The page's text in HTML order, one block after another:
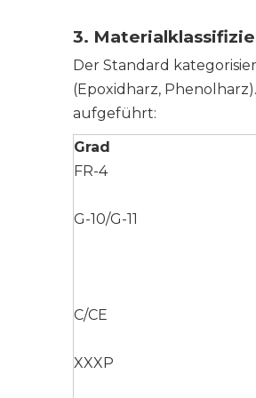
3.
Der Standard
(Epoxidharz,
aufgeführt:
Grad
FR-4
G-10/G-11
C/CE
XXXP